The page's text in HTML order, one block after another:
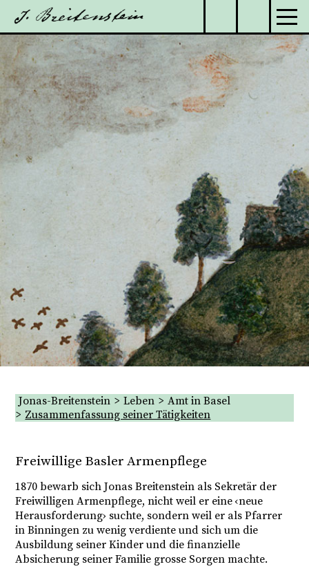
Jonas-Breitenstein Leben
Amt in Basel
Zusammenfassung seiner Tätigkeiten
Freiwillige Basler Armenpflege
1870 bewarb sich Jonas Breitenstein als Sekretär der
Freiwilligen Armenpflege, nicht weil er eine ‹neue
Herausforderung› suchte, sondern weil er als Pfarrer
in Binningen zu wenig verdiente und sich um die
Ausbildung seiner Kinder und die finanzielle
Absicherung seiner Familie grosse Sorgen machte.
Kontaktieren Sie uns